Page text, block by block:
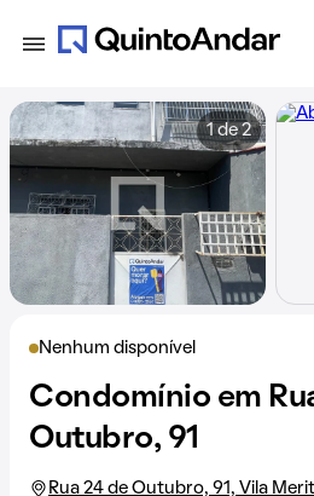
Nenhum disponível
Condomínio em
Outubro, 91
Rua 24 de Outubro, 91, Vila
1 de 2